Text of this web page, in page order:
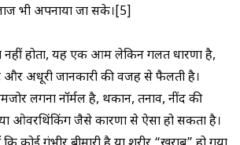
भी अपनाया जा सके।[5]
नहीं होता, यह एक आम लेकिन गलत धारणा है,
और अधूरी जानकारी की वजह से फैलती है।
लगना नॉर्मल है, थकान, तनाव, नींद की
ओवरथिंकिंग जैसे कारणों से ऐसा हो सकता है।